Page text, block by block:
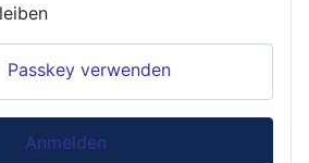
Passkey verwenden
Anmelden